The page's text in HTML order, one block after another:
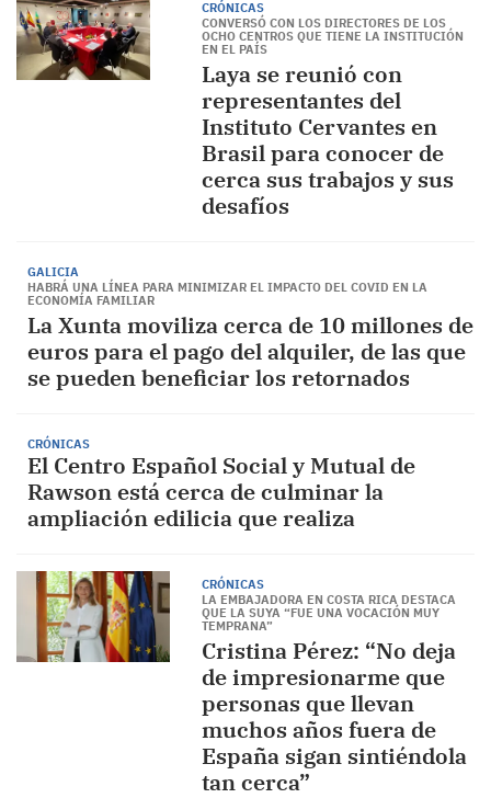
CRÓNICAS
CONVERSÓ CON LOS DIRECTORES DE LOS
OCHO CENTROS QUE TIENE LA INSTITUCIÓN
EN EL PAÍS
Laya se reunió con
representantes del
Instituto Cervantes en
Brasil para conocer de
cerca sus trabajos y sus
desafíos
GALICIA
HABRÁ UNA LÍNEA PARA MINIMIZAR EL IMPACTO DEL COVID EN LA
ECONOMÍA FAMILIAR
La Xunta moviliza cerca de 10 millones de
euros para el pago del alquiler, de las que
se pueden beneficiar los retornados
CRÓNICAS
El Centro Español Social y Mutual de
Rawson está cerca de culminar la
ampliación edilicia que realiza
CRÓNICAS
LA EMBAJADORA EN COSTA RICA DESTACA
QUE LA SUYA “FUE UNA VOCACIÓN MUY
TEMPRANA”
Cristina Pérez: “No deja
de impresionarme que
personas que llevan
muchos años fuera de
España sigan sintiéndola
tan cerca”